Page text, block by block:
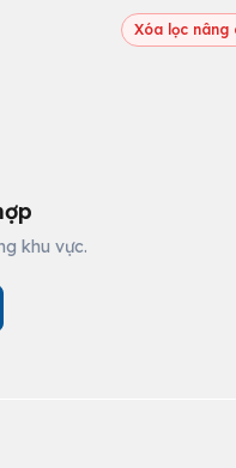
Xóa lọc nâng
khu vực.